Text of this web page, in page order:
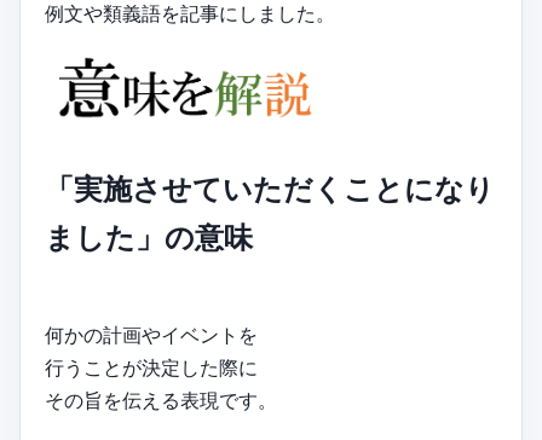
例文や類義語を記事にしました。
「実施させていただくことになり
ました」の意味
何かの計画やイベントを
行うことが決定した際に
その旨を伝える表現です。